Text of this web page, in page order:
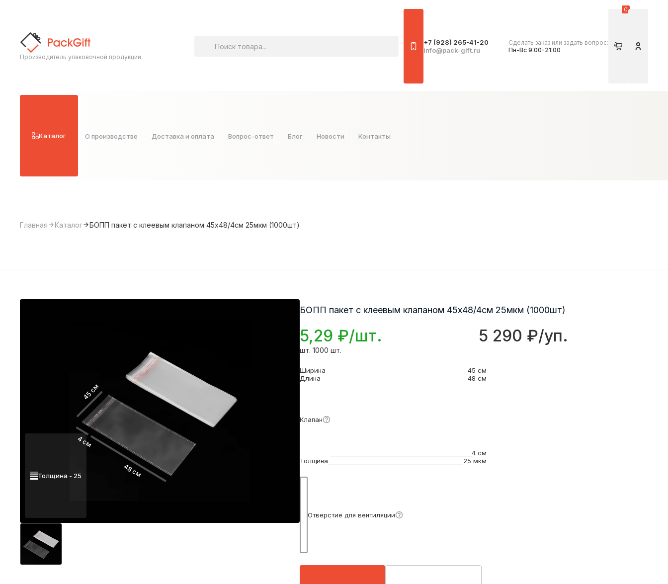
Производитель упаковочной продукции
+7 (928) 265-41-20
info@pack-gift.ru
Сделать заказ или задать вопрос:
Пн-Вс 9:00-21:00
Корзина
0
Личный
Каталог О производстве Доставка и оплата Вопрос-ответ Блог Новости Контакты
Главная Каталог БОПП пакет с клеевым клапаном 45х48/4см 25мкм (1000шт)
45 см
4 см
48 см
Толщина - 25
БОПП пакет с клеевым клапаном 45х48/4см 25мкм (1000шт)
5,29 ₽/шт. 5 290 ₽/уп.
шт. 1000 шт.
Ширина
45 см
Длина
48 см
Клапан
4 см
Толщина
25 мкм
Отверстие для вентиляции